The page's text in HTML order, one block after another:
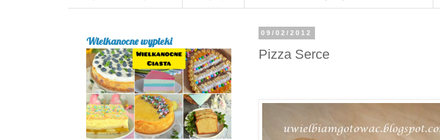
09/02/2012
Pizza Serce
Wielkanocne wypieki